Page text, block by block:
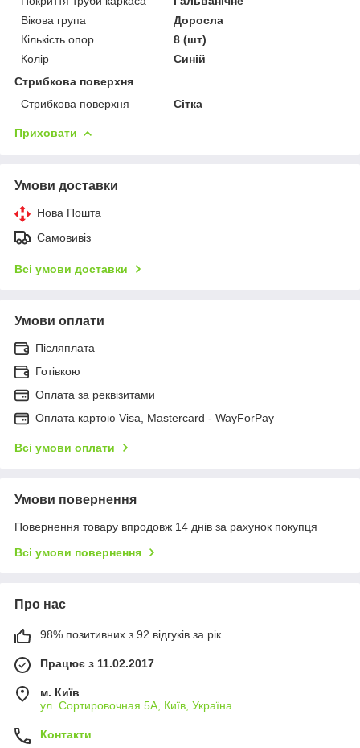
Вікова група
Доросла
Кількість опор
8 (шт)
Колір
Синій
Стрибкова поверхня
Стрибкова поверхня
Сітка
Приховати
Умови доставки
Нова Пошта
Самовивіз
Всі умови доставки
Умови оплати
Післяплата
Готівкою
Оплата за реквізитами
Оплата картою Visa, Mastercard - WayForPay
Всі умови оплати
Умови повернення
Повернення товару впродовж 14 днів за рахунок покупця
Всі умови повернення
Про нас
98% позитивних з 92 відгуків за рік
Працює з 11.02.2017
м. Київ
ул. Сортировочная 5А, Київ, Україна
Контакти